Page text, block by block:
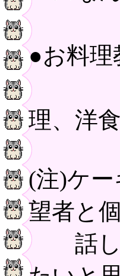
参加
●お料理
イタ
理、洋食
(注)ケ
望者と
話して